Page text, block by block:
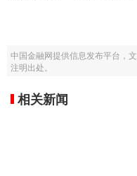
中国金融网提供信息发布平台，
注明出处。
相关新闻